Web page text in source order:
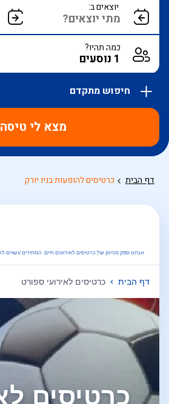
יוצאים ב:
כמה תהיו?
מצא לי טיסה
אפשרויות
מוצגות
הכפתור
דף הבית כרטיסים להופעות בניו יורק